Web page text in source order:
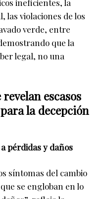
ineficientes, la
las violaciones de los
verde, entre
que la
legal, no una
escasos
la decepción
pérdidas y daños
síntomas del cambio
se engloban en lo